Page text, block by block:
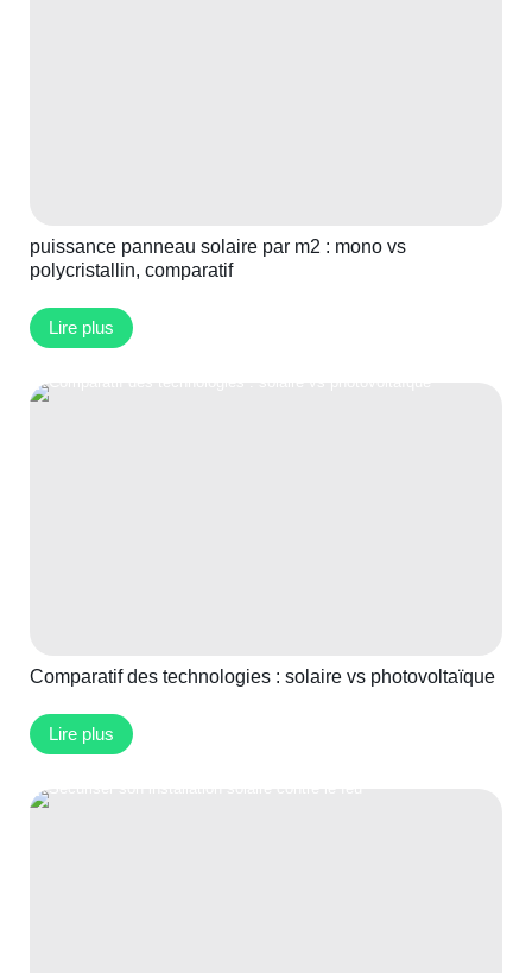
puissance panneau solaire par m2 : mono vs
polycristallin, comparatif
Lire plus
Comparatif des technologies : solaire vs photovoltaïque
Lire plus